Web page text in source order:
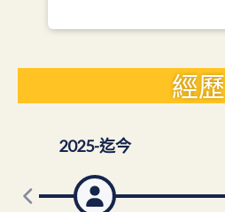
經歷
2025-迄今